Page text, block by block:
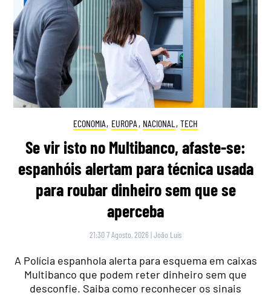
ECONOMIA, EUROPA , NACIONAL , TECH
Se vir isto no Multibanco, afaste-se:
espanhóis alertam para técnica usada
para roubar dinheiro sem que se
aperceba
21:30 7 Agosto, 2026 |João Luís
A Polícia espanhola alerta para esquema em caixas
Multibanco que podem reter dinheiro sem que
desconfie. Saiba como reconhecer os sinais